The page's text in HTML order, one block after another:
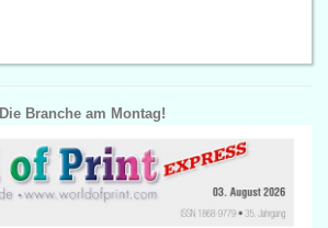
Die Branche am Montag!